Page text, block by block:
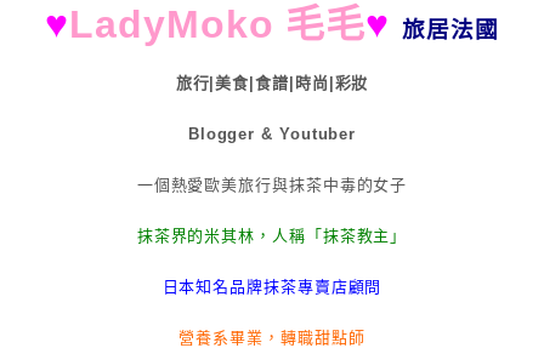
♥LadyMoko 毛毛♥ 旅居法國
旅行|美食|食譜|時尚|彩妝
Blogger & Youtuber
一個熱愛歐美旅行與抹茶中毒的女子
抹茶界的米其林，人稱「抹茶教主」
日本知名品牌抹茶專賣店顧問
營養系畢業，轉職甜點師